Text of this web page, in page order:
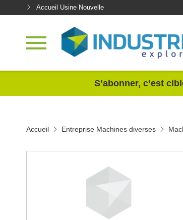
Accueil Usine Nouvelle
S’abonner, c’est
Accueil Entreprise Machines diverses